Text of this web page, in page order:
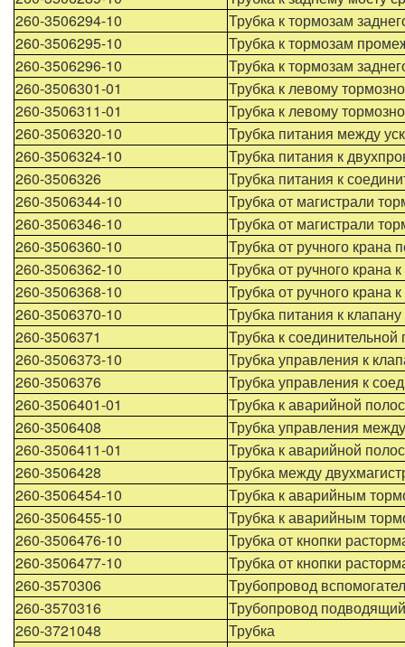
260-3506294-10
Трубка к тормозам
260-3506295-10
Трубка к тормозам
260-3506296-10
Трубка к тормозам
260-3506301-01
Трубка к левому
260-3506311-01
Трубка к левому
260-3506320-10
Трубка питания между
260-3506324-10
Трубка питания к
260-3506326
Трубка питания к
260-3506344-10
Трубка от магистрали
260-3506346-10
Трубка от магистрали
260-3506360-10
Трубка от ручного крана
260-3506362-10
Трубка от ручного крана
260-3506368-10
Трубка от ручного крана
260-3506370-10
Трубка питания к
260-3506371
Трубка к
260-3506373-10
Трубка управления к
260-3506376
Трубка управления к
260-3506401-01
Трубка к аварийной
260-3506408
Трубка управления
260-3506411-01
Трубка к аварийной
260-3506428
Трубка между
260-3506454-10
Трубка к аварийным
260-3506455-10
Трубка к аварийным
260-3506476-10
Трубка от кнопки
260-3506477-10
Трубка от кнопки
260-3570306
Трубопровод
260-3570316
Трубопровод подводящий
260-3721048
Трубка